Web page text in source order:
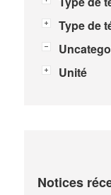
Type de
Unité
Notices